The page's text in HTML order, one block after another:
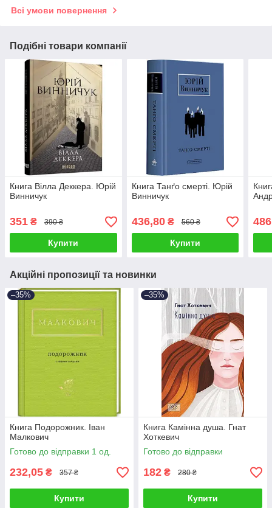
Всі умови повернення
Подібні товари компанії
Книга Вілла Деккера. Юрій
Винничук
351 ₴ 390 ₴
Купити
Книга Танґо смерті. Юрій
Винничук
436,80₴ 560 ₴
Купити
486
Акційні пропозиції та новинки
–35%
Книга Подорожник. Іван
Малкович
Готово до відправки 1 од.
232,05 ₴ 357 ₴
Купити
–35%
Книга Камінна душа. Гнат
Хоткевич
Готово до відправки
182 ₴ 280 ₴
Купити